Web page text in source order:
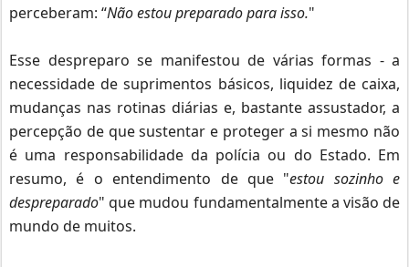
perceberam: “Não estou preparado para isso."
Esse despreparo se manifestou de várias formas - a
necessidade de suprimentos básicos, liquidez de caixa,
mudanças nas rotinas diárias e, bastante assustador, a
percepção de que sustentar e proteger a si mesmo não
é uma responsabilidade da polícia ou do Estado. Em
resumo, é o entendimento de que "estou sozinho e
despreparado" que mudou fundamentalmente a visão de
mundo de muitos.